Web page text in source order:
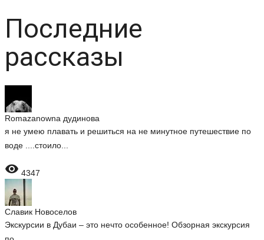
Последние
рассказы
Romazanowna дудинова
я не умею плавать и решиться на не минутное путешествие по
воде ....стоило...
 4347
Славик Новоселов
Экскурсии в Дубаи – это нечто особенное! Обзорная экскурсия